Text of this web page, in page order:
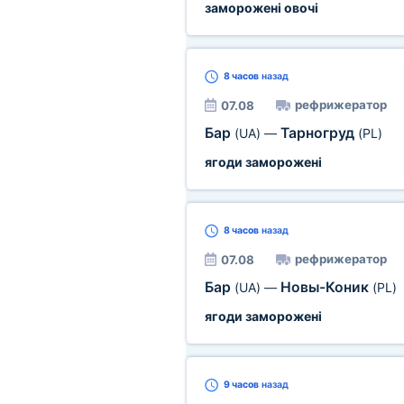
заморожені овочі
8 часовназад
07.08 рефрижератор
Бар (UA) — Тарногруд (PL)
ягоди заморожені
8 часовназад
07.08 рефрижератор
Бар (UA) — Новы-Коник (PL)
ягоди заморожені
9 часовназад